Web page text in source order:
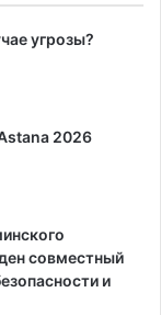
угрозы?
2026
совместный
и